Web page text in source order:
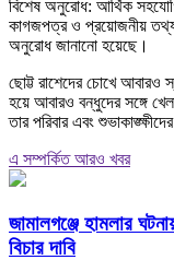
বিশেষ অনুরোধ: আর্থিক
কাগজপত্র ও প্রয়োজনীয় তথ্য
অনুরোধ জানানো হয়েছে।
ছোট্ট রাশেদের চোখে
হয়ে আবারও বন্ধুদের সঙ্গে
তার পরিবার এবং
এ সম্পর্কিত আরও খবর
জামালগঞ্জে হামলার
বিচার দাবি